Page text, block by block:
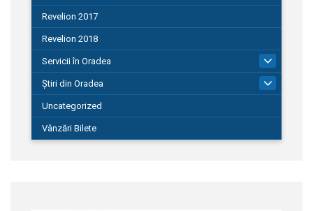
Revelion 2017
Revelion 2018
Servicii în Oradea
Știri din Oradea
Uncategorized
Vânzări Bilete